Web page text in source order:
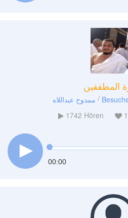
المطففين
ممدوح عبداللاه /
1742 Hören 1
00:00